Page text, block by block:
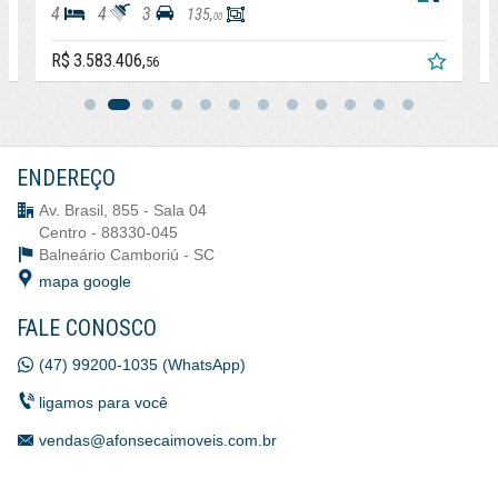
4 4 3 135,00
R$ 3.583.406,56
ENDEREÇO
Av. Brasil, 855 - Sala 04
Centro - 88330-045
Balneário Camboriú - SC
mapa google
FALE CONOSCO
(47) 99200-1035 (WhatsApp)
ligamos para você
vendas@afonsecaimoveis.com.br